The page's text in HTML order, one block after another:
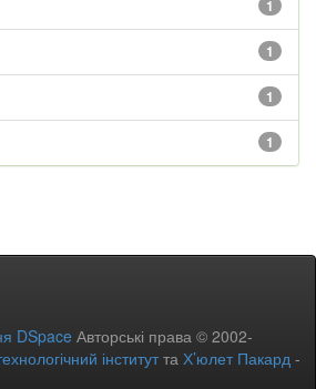
1
1
1
1
DSpace Авторські права © 2002-
інститутта Х’юлет Пакард -